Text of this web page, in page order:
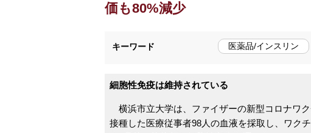
価も80%減少
キーワード 医薬品/インスリン
細胞性免疫は維持されている
横浜市立大学は、ファイザーの新型コロナワ
接種した医療従事者98人の血液を採取し、ワク